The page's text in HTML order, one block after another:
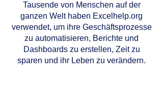
Tausende von Menschen auf der
ganzen Welt haben Excelhelp.org
verwendet, um ihre Geschäftsprozesse
zu automatisieren, Berichte und
Dashboards zu erstellen, Zeit zu
sparen und ihr Leben zu verändern.